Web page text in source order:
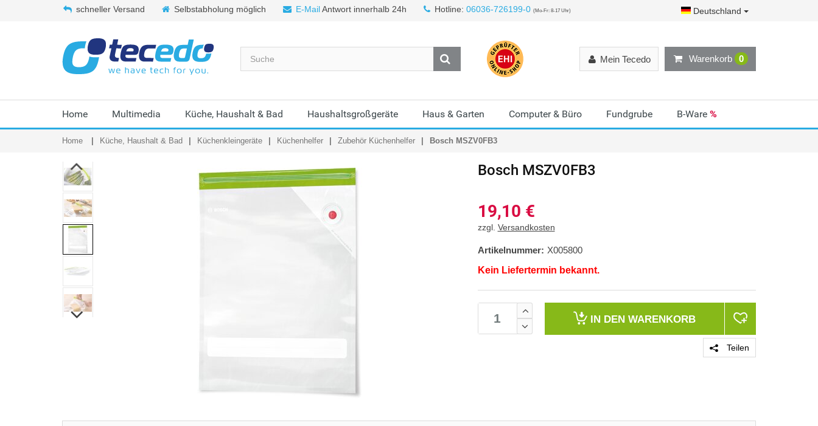
schneller Versand Selbstabholung möglich E-MailAntwort innerhalb 24h Hotline: 06036-726199-0 (Mo-Fr: 8-17 Uhr) Deutschland
Warenkorb 0
Mein Tecedo
Home Multimedia Küche, Haushalt & Bad Haushaltsgroßgeräte Haus & Garten Computer & Büro Fundgrube B-Ware %
Home Küche, Haushalt & Bad Küchenkleingeräte Küchenhelfer Zubehör Küchenhelfer Bosch MSZV0FB3
Bosch MSZV0FB3
19,10 €
zzgl. Versandkosten
Artikelnummer: X005800
Kein Liefertermin bekannt.
IN DEN WARENKORB
Teilen